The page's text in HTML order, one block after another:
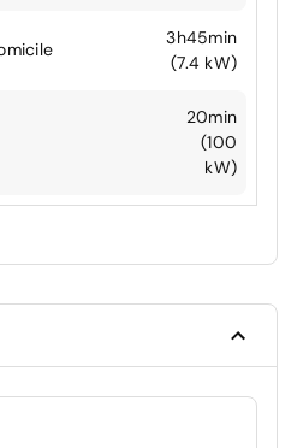
3h45min
(7.4 kW)
20min
(100
kW)